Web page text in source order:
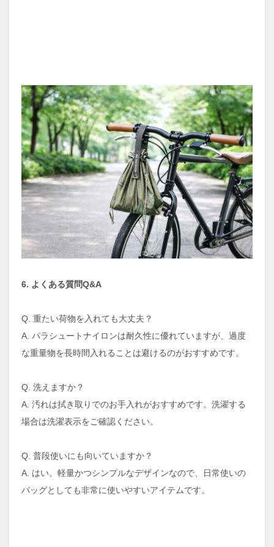
6. よくある質問Q&A
Q. 重たい荷物を入れても大丈夫？
A. パラシュートナイロンは耐久性に優れていますが、過度
な重量物を長時間入れることは避けるのがおすすめです。
Q. 洗えますか？
A. 汚れは拭き取りでのお手入れがおすすめです。洗濯する
場合は洗濯表示をご確認ください。
Q. 普段使いにも向いていますか？
A. はい。軽量かつシンプルなデザインなので、日常使いの
バッグとしても非常に使いやすいアイテムです。